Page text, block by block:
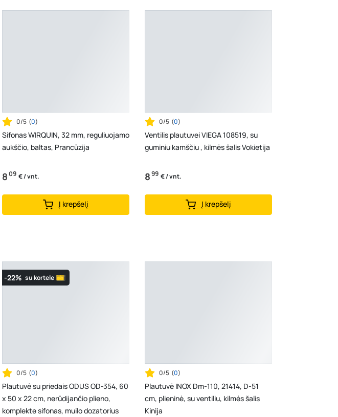
0/5 (0)
Sifonas WIRQUIN, 32 mm, reguliuojamo
aukščio, baltas, Prancūzija
809 € / vnt.
Į krepšelį
0/5 (0)
Ventilis plautuvei VIEGA 108519, su
guminiu kamščiu , kilmės šalis Vokietija
899 € / vnt.
Į krepšelį
-22% su kortele
0/5 (0)
Plautuvė su priedais ODUS OD-354, 60
x 50 x 22 cm, nerūdijančio plieno,
komplekte sifonas, muilo dozatorius
0/5 (0)
Plautuvė INOX Dm-110, 21414, D-51
cm, plieninė, su ventiliu, kilmės šalis
Kinija